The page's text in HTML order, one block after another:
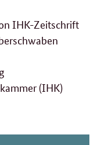
IHK-Zeitschrift
(IHK)